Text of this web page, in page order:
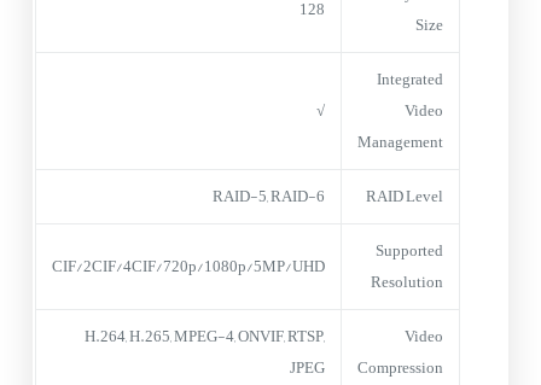
Size
128
Integrated
Video
Management
√
RAID Level
RAID-5, RAID-6
Supported
Resolution
CIF/2CIF/4CIF/720p/1080p/5MP/UHD
Video
Compression
H.264, H.265, MPEG-4, ONVIF, RTSP,
JPEG